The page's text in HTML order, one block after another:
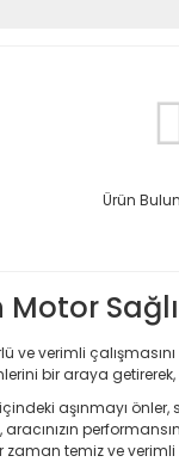
Ürün
Motor
ve verimli
bir araya
aşınmayı
temiz ve verimli